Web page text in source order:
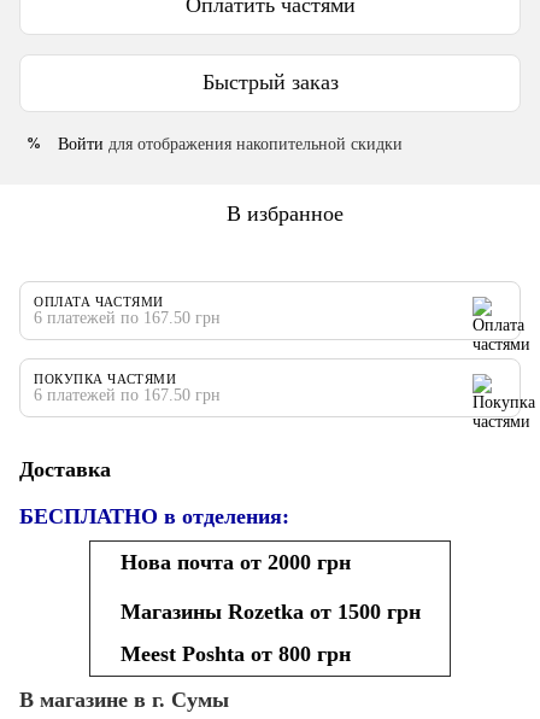
Оплатить частями
Быстрый заказ
% Войти для отображения накопительной скидки
В избранное
ОПЛАТА ЧАСТЯМИ
6 платежей по 167.50 грн
ПОКУПКА ЧАСТЯМИ
6 платежей по 167.50 грн
Доставка
БЕСПЛАТНО в отделения:
Нова почта от 2000 грн
Магазины Rozetka от 1500 грн
Meest Poshta от 800 грн
В магазине в г. Сумы